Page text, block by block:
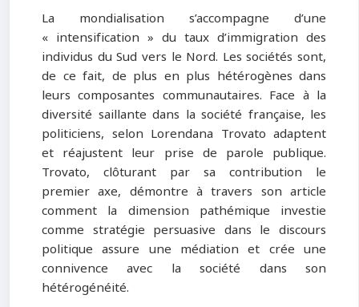
La mondialisation s’accompagne d’une
« intensification » du taux d’immigration des
individus du Sud vers le Nord. Les sociétés sont,
de ce fait, de plus en plus hétérogènes dans
leurs composantes communautaires. Face à la
diversité saillante dans la société française, les
politiciens, selon Lorendana Trovato adaptent
et réajustent leur prise de parole publique.
Trovato, clôturant par sa contribution le
premier axe, démontre à travers son article
comment la dimension pathémique investie
comme stratégie persuasive dans le discours
politique assure une médiation et crée une
connivence avec la société dans son
hétérogénéité.